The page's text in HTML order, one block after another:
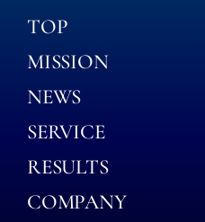
TOP
MISSION
NEWS
SERVICE
RESULTS
COMPANY